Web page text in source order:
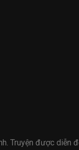
Truyện được diễn